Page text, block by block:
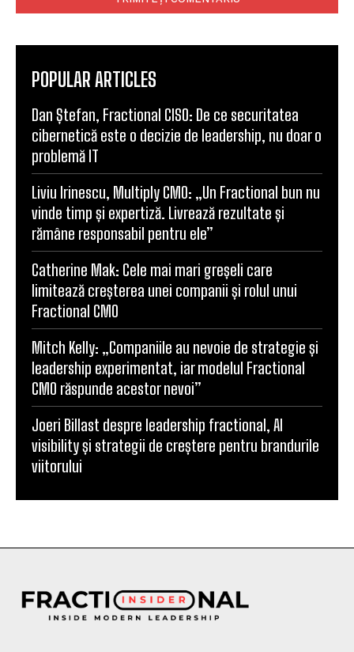
POPULAR ARTICLES
Dan Ștefan, Fractional CISO: De ce securitatea
cibernetică este o decizie de leadership, nu doar o
problemă IT
Liviu Irinescu, Multiply CMO: „Un Fractional bun nu
vinde timp și expertiză. Livrează rezultate și
rămâne responsabil pentru ele”
Catherine Mak: Cele mai mari greșeli care
limitează creșterea unei companii și rolul unui
Fractional CMO
Mitch Kelly: „Companiile au nevoie de strategie și
leadership experimentat, iar modelul Fractional
CMO răspunde acestor nevoi”
Joeri Billast despre leadership fractional, AI
visibility și strategii de creștere pentru brandurile
viitorului